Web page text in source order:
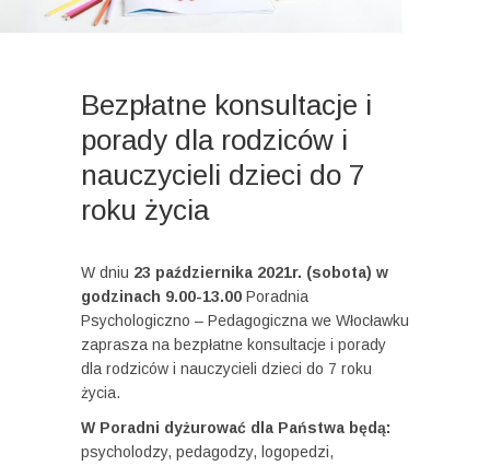
Bezpłatne konsultacje i
porady dla rodziców i
nauczycieli dzieci do 7
roku życia
W dniu 23 października 2021r. (sobota) w
godzinach 9.00-13.00 Poradnia
Psychologiczno – Pedagogiczna we Włocławku
zaprasza na bezpłatne konsultacje i porady
dla rodziców i nauczycieli dzieci do 7 roku
życia.
W Poradni dyżurować dla Państwa będą:
psycholodzy, pedagodzy, logopedzi,